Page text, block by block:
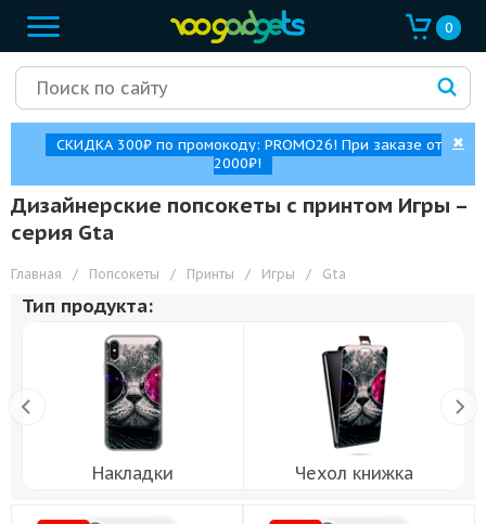
0
СКИДКА 300₽ по промокоду: PROMO26! При заказе от
2000₽!
✖
Дизайнерские попсокеты с принтом Игры –
cерия Gta
Главная / Попсокеты / Принты / Игры / Gta
Тип продукта:
Накладки Чехол книжка